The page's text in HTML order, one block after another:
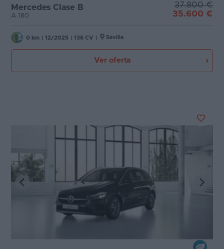
Mercedes Clase B
A 180
37.800 €
35.600 €
0 km 12/2025 136 CV Sevilla
Ver oferta